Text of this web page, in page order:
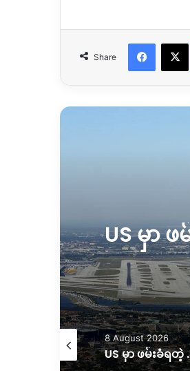
Share
X
US မှာ
ကချင်မှာ အသက်မပြည့်သေးတဲ့ လူငယ်တွေ အကြမ်းဖက်မှုများလာ
8 August 2026
US မှာ ဖမ်းခံရတဲ့